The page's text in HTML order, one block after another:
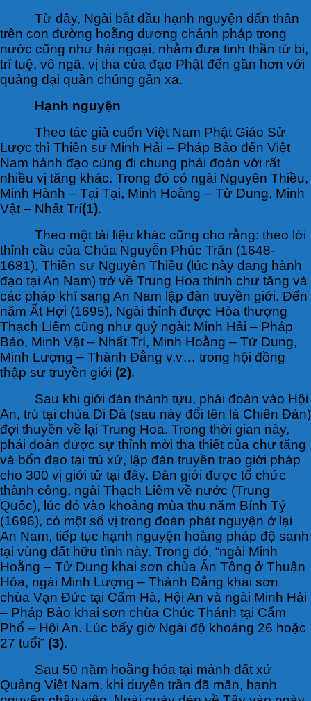
Từ đây, Ngài bắt đầu hạnh nguyện dấn thân
trên con đường hoằng dương chánh pháp trong
nước cũng như hải ngoại, nhằm đưa tinh thần từ bi,
trí tuệ, vô ngã, vị tha của đạo Phật đến gần hơn với
quảng đại quần chúng gần xa.
Hạnh nguyện
Theo tác giả cuốn Việt Nam Phật Giáo Sử
Lược thì Thiền sư Minh Hải – Pháp Bảo đến Việt
Nam hành đạo cùng đi chung phái đoàn với rất
nhiều vị tăng khác. Trong đó có ngài Nguyên Thiều,
Minh Hành – Tại Tại, Minh Hoằng – Tử Dung, Minh
Vật – Nhất Trí(1).
Theo một tài liệu khác cũng cho rằng: theo lời
thỉnh cầu của Chúa Nguyễn Phúc Trăn (1648-
1681), Thiền sư Nguyên Thiều (lúc này đang hành
đạo tại An Nam) trở về Trung Hoa thỉnh chư tăng và
các pháp khí sang An Nam lập đàn truyền giới. Đến
năm Ất Hợi (1695), Ngài thỉnh được Hòa thượng
Thạch Liêm cũng như quý ngài: Minh Hải – Pháp
Bảo, Minh Vật – Nhất Trí, Minh Hoằng – Tử Dung,
Minh Lượng – Thành Đẳng v.v… trong hội đồng
thập sư truyền giới (2).
Sau khi giới đàn thành tựu, phái đoàn vào Hội
An, trú tại chùa Di Đà (sau này đổi tên là Chiên Đàn)
đợi thuyền về lại Trung Hoa. Trong thời gian này,
phái đoàn được sự thỉnh mời tha thiết của chư tăng
và bổn đạo tại trú xứ, lập đàn truyền trao giới pháp
cho 300 vị giới tử tại đây. Đàn giới được tổ chức
thành công, ngài Thạch Liêm về nước (Trung
Quốc), lúc đó vào khoảng mùa thu năm Bính Tý
(1696), có một số vị trong đoàn phát nguyện ở lại
An Nam, tiếp tục hạnh nguyện hoằng pháp độ sanh
tại vùng đất hữu tình này. Trong đó, “ngài Minh
Hoằng – Tử Dung khai sơn chùa Ấn Tông ở Thuận
Hóa, ngài Minh Lượng – Thành Đẳng khai sơn
chùa Vạn Đức tại Cẩm Hà, Hội An và ngài Minh Hải
– Pháp Bảo khai sơn chùa Chúc Thánh tại Cẩm
Phổ – Hội An. Lúc bấy giờ Ngài độ khoảng 26 hoặc
27 tuổi” (3).
Sau 50 năm hoằng hóa tại mảnh đất xứ
Quảng Việt Nam, khi duyên trần đã mãn, hạnh